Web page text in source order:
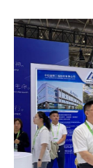
党建工作
企业文化
《资源再生》杂
行情报价
数字报